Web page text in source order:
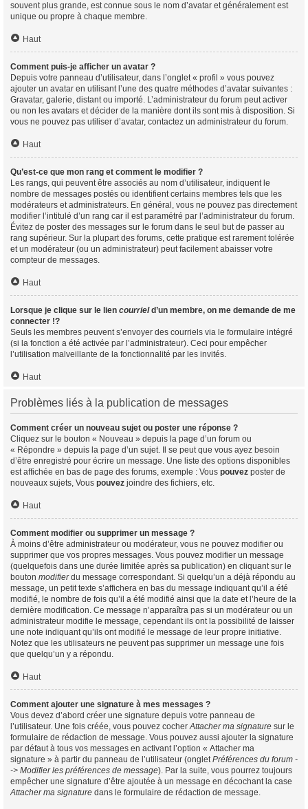
souvent plus grande, est connue sous le nom d’avatar et généralement est
unique ou propre à chaque membre.
Haut
Comment puis-je afficher un avatar ?
Depuis votre panneau d’utilisateur, dans l’onglet « profil » vous pouvez
ajouter un avatar en utilisant l’une des quatre méthodes d’avatar suivantes :
Gravatar, galerie, distant ou importé. L’administrateur du forum peut activer
ou non les avatars et décider de la manière dont ils sont mis à disposition. Si
vous ne pouvez pas utiliser d’avatar, contactez un administrateur du forum.
Haut
Qu’est-ce que mon rang et comment le modifier ?
Les rangs, qui peuvent être associés au nom d’utilisateur, indiquent le
nombre de messages postés ou identifient certains membres tels que les
modérateurs et administrateurs. En général, vous ne pouvez pas directement
modifier l’intitulé d’un rang car il est paramétré par l’administrateur du forum.
Évitez de poster des messages sur le forum dans le seul but de passer au
rang supérieur. Sur la plupart des forums, cette pratique est rarement tolérée
et un modérateur (ou un administrateur) peut facilement abaisser votre
compteur de messages.
Haut
Lorsque je clique sur le lien courrield’un membre, on me demande de me
connecter !?
Seuls les membres peuvent s’envoyer des courriels via le formulaire intégré
(si la fonction a été activée par l’administrateur). Ceci pour empêcher
l’utilisation malveillante de la fonctionnalité par les invités.
Haut
Problèmes liés à la publication de messages
Comment créer un nouveau sujet ou poster une réponse ?
Cliquez sur le bouton « Nouveau » depuis la page d’un forum ou
« Répondre » depuis la page d’un sujet. Il se peut que vous ayez besoin
d’être enregistré pour écrire un message. Une liste des options disponibles
est affichée en bas de page des forums, exemple : Vous pouvez poster de
nouveaux sujets, Vous pouvez joindre des fichiers, etc.
Haut
Comment modifier ou supprimer un message ?
À moins d’être administrateur ou modérateur, vous ne pouvez modifier ou
supprimer que vos propres messages. Vous pouvez modifier un message
(quelquefois dans une durée limitée après sa publication) en cliquant sur le
bouton modifierdu message correspondant. Si quelqu’un a déjà répondu au
message, un petit texte s’affichera en bas du message indiquant qu’il a été
modifié, le nombre de fois qu’il a été modifié ainsi que la date et l’heure de la
dernière modification. Ce message n’apparaîtra pas si un modérateur ou un
administrateur modifie le message, cependant ils ont la possibilité de laisser
une note indiquant qu’ils ont modifié le message de leur propre initiative.
Notez que les utilisateurs ne peuvent pas supprimer un message une fois
que quelqu’un y a répondu.
Haut
Comment ajouter une signature à mes messages ?
Vous devez d’abord créer une signature depuis votre panneau de
l’utilisateur. Une fois créée, vous pouvez cocherAttacher ma signature sur le
formulaire de rédaction de message. Vous pouvez aussi ajouter la signature
par défaut à tous vos messages en activant l’option « Attacher ma
signature » à partir du panneau de l’utilisateur (ongletPréférences du forum -
-> Modifier les préférences de message). Par la suite, vous pourrez toujours
empêcher une signature d’être ajoutée à un message en décochant la case
Attacher ma signature dans le formulaire de rédaction de message.